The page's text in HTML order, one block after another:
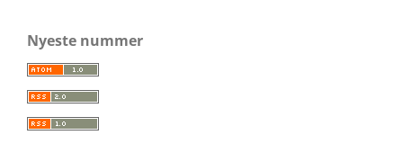
Nyeste nummer